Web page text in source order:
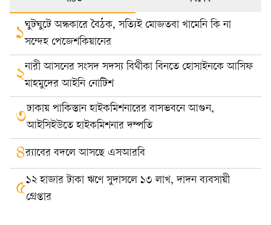
১ঘুটঘুটে অন্ধকারে বৈঠক, সত্যিই মোজতবা খামেনি কি না
সন্দেহ পেজেশকিয়ানের
২নারী আসনের সংসদ সদস্য বিথীকা বিনতে হোসাইনকে আসিফ
মাহমুদের আইনি নোটিশ
৩ঢাকায় পাকিস্তান হাইকমিশনারের বাসভবনে আগুন,
আইসিইউতে হাইকমিশনার দম্পতি
৪র‍্যাবের বদলে আসছে এসআরবি
৫১২ হাজার টাকা ঋণে সুদাসলে ১৩ লাখ, দাদন ব্যবসায়ী
গ্রেপ্তার